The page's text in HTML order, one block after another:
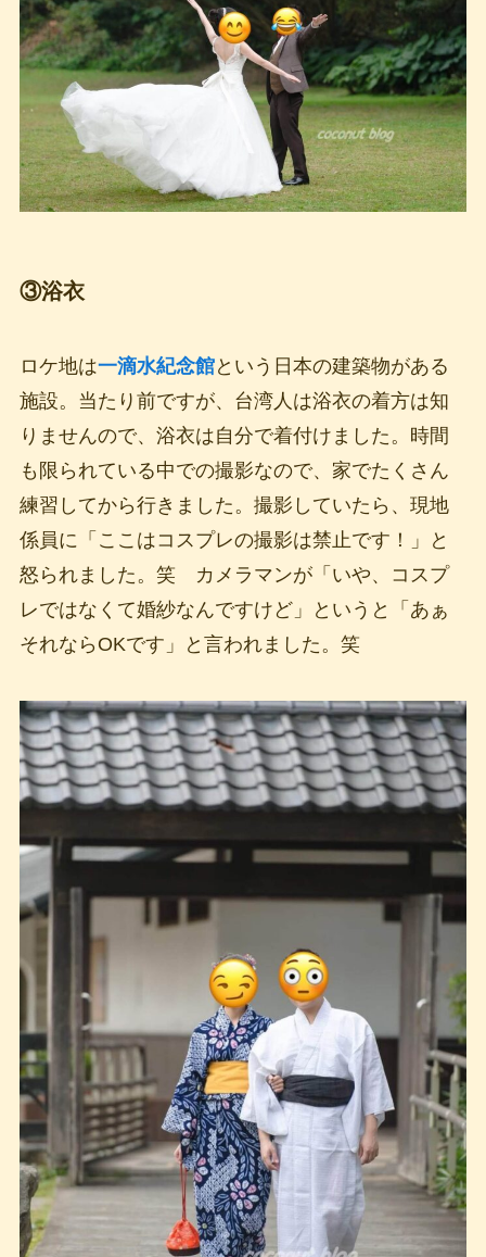
③浴衣
ロケ地は一滴水紀念館という日本の建築物がある
施設。当たり前ですが、台湾人は浴衣の着方は知
りませんので、浴衣は自分で着付けました。時間
も限られている中での撮影なので、家でたくさん
練習してから行きました。撮影していたら、現地
係員に「ここはコスプレの撮影は禁止です！」と
怒られました。笑 カメラマンが「いや、コスプ
レではなくて婚紗なんですけど」というと「あぁ
それならOKです」と言われました。笑